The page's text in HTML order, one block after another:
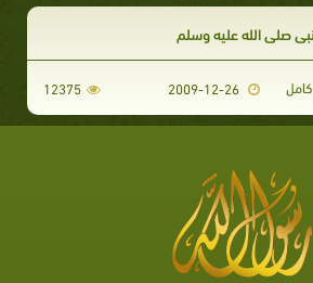
صلى الله عليه وسلم
كامل 12375